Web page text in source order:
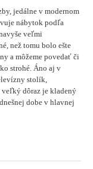
jedálne v modernom
nábytok podľa
veľmi
než tomu bolo ešte
a môžeme povedať či
strohé. Áno aj v
stolík,
veľký dôraz je kladený
dobe v hlavnej